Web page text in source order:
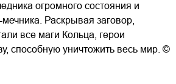
огромного состояния и
Раскрывая заговор,
все маги Кольца, герои
способную уничтожить весь мир. ©